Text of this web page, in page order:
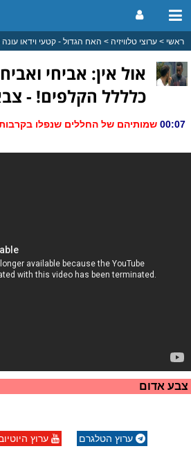
ראשי ערוצי טלוויזיה האח הגדול - קטעי וידאו עונה 8
אול אין: אביחי
כלללל הקלפים! -
צבע אדום
ערוץ הטלגרם ערוץ